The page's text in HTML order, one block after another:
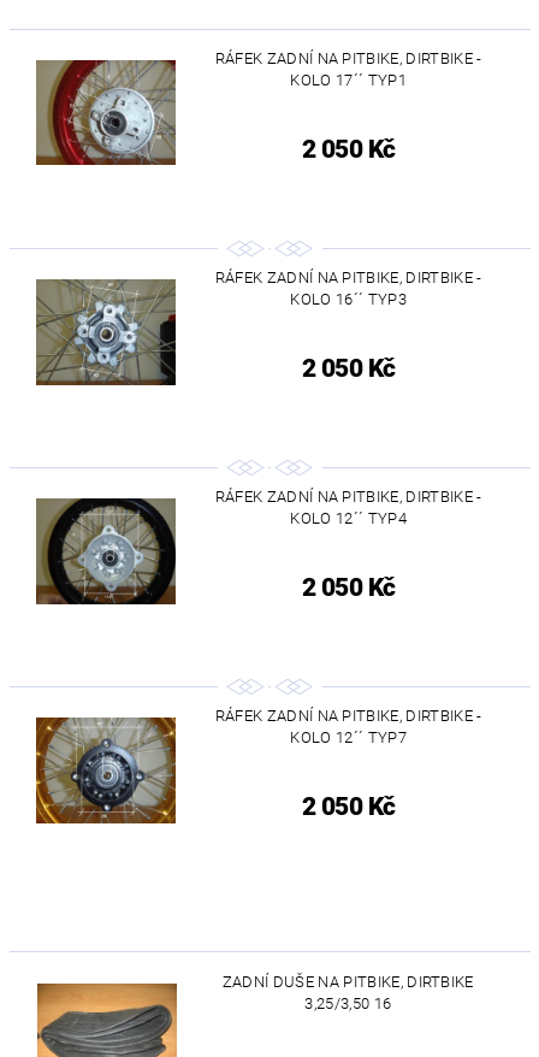
RÁFEK ZADNÍ NA PITBIKE, DIRTBIKE -
KOLO 17´´ TYP1
2 050 Kč
RÁFEK ZADNÍ NA PITBIKE, DIRTBIKE -
KOLO 16´´ TYP3
2 050 Kč
RÁFEK ZADNÍ NA PITBIKE, DIRTBIKE -
KOLO 12´´ TYP4
2 050 Kč
RÁFEK ZADNÍ NA PITBIKE, DIRTBIKE -
KOLO 12´´ TYP7
2 050 Kč
ZADNÍ DUŠE NA PITBIKE, DIRTBIKE
3,25/3,50 16